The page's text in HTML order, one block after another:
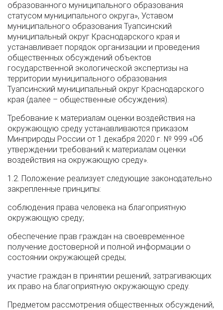
образованного муниципального образования
статусом муниципального округа», Уставом
муниципального образования Туапсинский
муниципальный округ Краснодарского края и
устанавливает порядок организации и проведения
общественных обсуждений объектов
государственной экологической экспертизы на
территории муниципального образования
Туапсинский муниципальный округ Краснодарского
края (далее – общественные обсуждения).
Требование к материалам оценки воздействия на
окружающую среду устанавливаются приказом
Минприроды России от 1 декабря 2020 г. № 999 «Об
утверждении требований к материалам оценки
воздействия на окружающую среду».
1.2. Положение реализует следующие законодательно
закрепленные принципы:
соблюдения права человека на благоприятную
окружающую среду;
обеспечение прав граждан на своевременное
получение достоверной и полной информации о
состоянии окружающей среды;
участие граждан в принятии решений, затрагивающих
их право на благоприятную окружающую среду.
Предметом рассмотрения общественных обсуждений,